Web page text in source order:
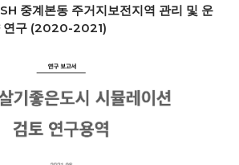
중계본동 주거지보전지역 관리 및 운
연구 (2020-2021)